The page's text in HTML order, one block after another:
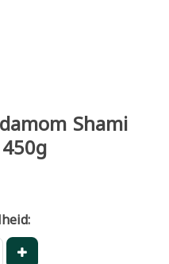
Shami